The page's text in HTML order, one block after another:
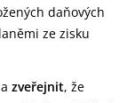
daňových
ze zisku
zveřejnit, že